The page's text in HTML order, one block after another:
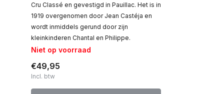
Cru Classé en gevestigd in Pauillac. Het is in
1919 overgenomen door Jean Castéja en
wordt inmiddels gerund door zijn
kleinkinderen Chantal en Philippe.
Niet op voorraad
€49,95
Incl. btw